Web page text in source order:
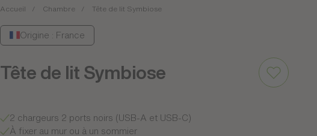
Accueil Chambre Tête de lit Symbiose
Origine : France
Tête de lit Symbiose
2 chargeurs 2 ports noirs (USB-A et USB-C)
À fixer au mur ou à un sommier